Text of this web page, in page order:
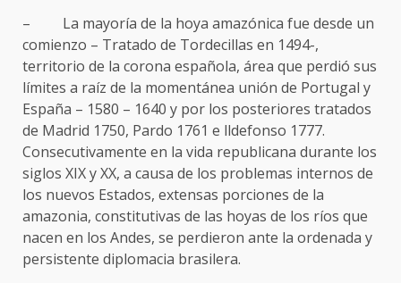
– La mayoría de la hoya amazónica fue desde un
comienzo – Tratado de Tordecillas en 1494-,
territorio de la corona española, área que perdió sus
límites a raíz de la momentánea unión de Portugal y
España – 1580 – 1640 y por los posteriores tratados
de Madrid 1750, Pardo 1761 e lldefonso 1777.
Consecutivamente en la vida republicana durante los
siglos XIX y XX, a causa de los problemas internos de
los nuevos Estados, extensas porciones de la
amazonia, constitutivas de las hoyas de los ríos que
nacen en los Andes, se perdieron ante la ordenada y
persistente diplomacia brasilera.